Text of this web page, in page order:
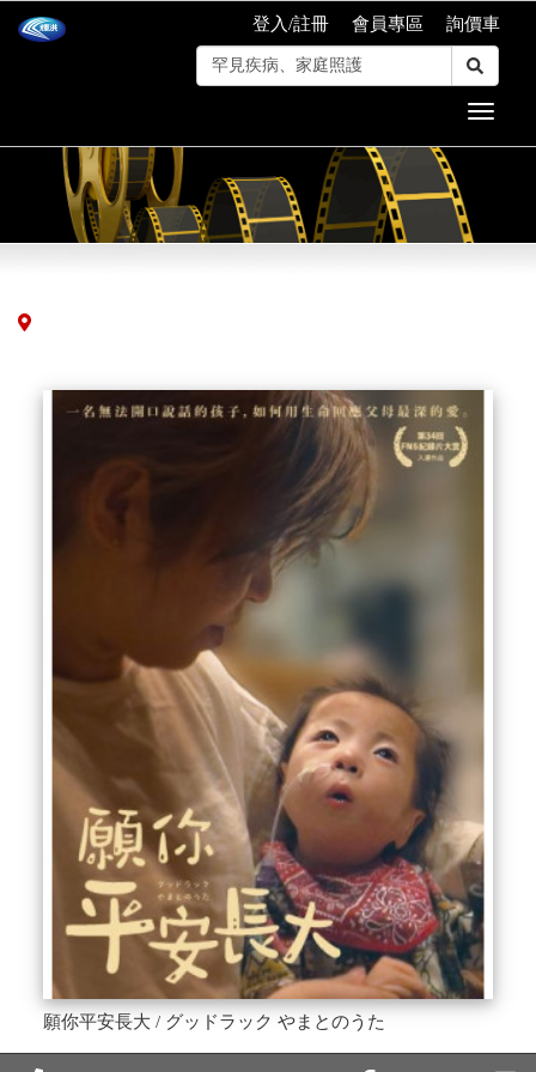
登入/註冊 會員專區 詢價車
願你平安長大 / グッドラック やまとのうた